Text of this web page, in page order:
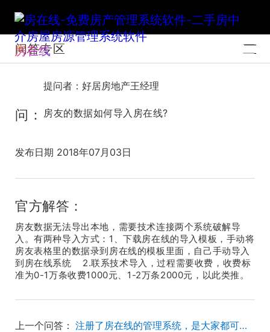
房在线
问答专区
提问者：好居房地产王经理
问： 房友的数据如何导入房在线?
发布日期 2018年07月03日
官方解答：
房友数据无法导出本地，需要技术连接两个系统破解导
入。有两种导入方式：1、下载房在线的导入模板，手动将
房友表格里的数据录到房在线的模板里面，自己手动导入
到房在线系统 2.联系技术导入，过程需要收费，收费标
准为0-1万条收费1000元、1-2万条2000元，以此类推。
上一个问答：
注册了房在线的管理系统，是大家都可以使用共享的吗？